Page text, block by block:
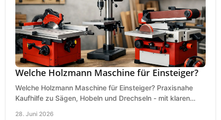
Welche Holzmann Maschine für Einsteiger?
Welche Holzmann Maschine für Einsteiger? Praxisnahe
Kaufhilfe zu Sägen, Hobeln und Drechseln - mit klaren
28. Juni 2026